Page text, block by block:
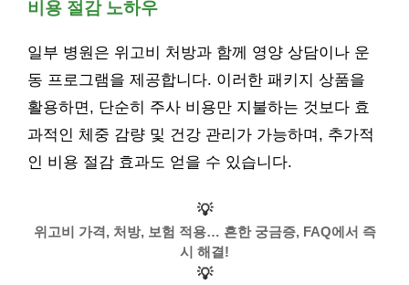
비용 절감 노하우
일부 병원은 위고비 처방과 함께 영양 상담이나 운
동 프로그램을 제공합니다. 이러한 패키지 상품을
활용하면, 단순히 주사 비용만 지불하는 것보다 효
과적인 체중 감량 및 건강 관리가 가능하며, 추가적
인 비용 절감 효과도 얻을 수 있습니다.
💡
위고비 가격, 처방, 보험 적용… 흔한 궁금증, FAQ에서 즉
시 해결!
💡